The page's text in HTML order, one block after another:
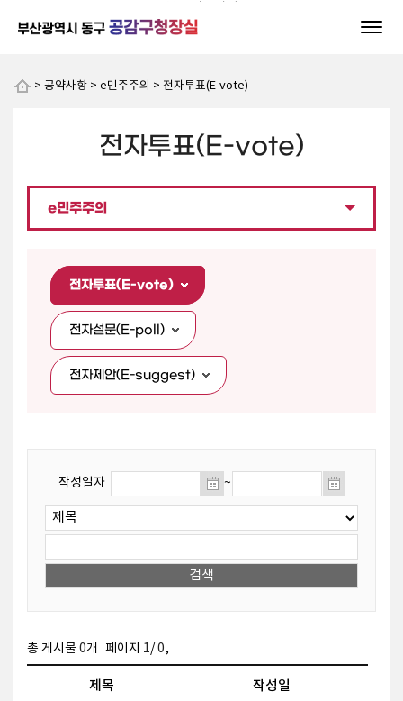
> 공약사항 > e민주주의 > 전자투표(E-vote)
전자투표(E-vote)
e민주주의
전자투표(E-vote)
전자설문(E-poll)
전자제안(E-suggest)
작성일자 ~
총 게시물 0개 페이지 1/0,
제목 작성일